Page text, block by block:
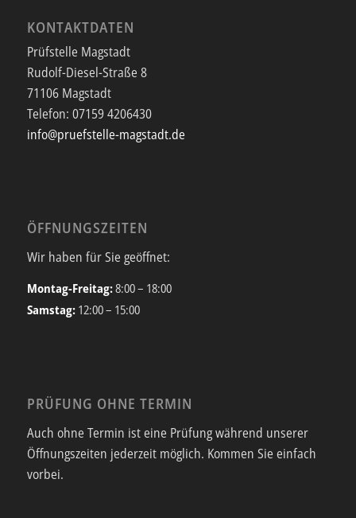
KONTAKTDATEN
Prüfstelle Magstadt
Rudolf-Diesel-Straße 8
71106 Magstadt
Telefon: 07159 4206430
info@pruefstelle-magstadt.de
ÖFFNUNGSZEITEN
Wir haben für Sie geöffnet:
Montag-Freitag:8:00 – 18:00
Samstag: 12:00 – 15:00
PRÜFUNG OHNE TERMIN
Auch ohne Termin ist eine Prüfung während unserer
Öffnungszeiten jederzeit möglich. Kommen Sie einfach
vorbei.